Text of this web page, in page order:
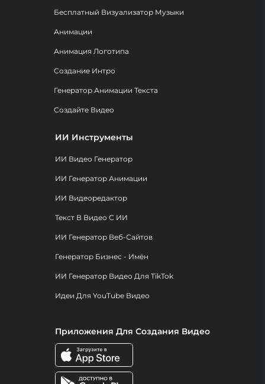
Бесплатный Визуализатор Музыки
Анимации
Анимация Логотипа
Создание Интро
Генератор Анимации Текста
Создайте Видео
ИИ Инструменты
ИИ Видео Генератор
ИИ Генератор Анимации
ИИ Видеоредактор
Текст В Видео С ИИ
ИИ Генератор Веб-Сайтов
Генератор Бизнес - Имён
ИИ Генератор Видео Для TikTok
Идеи Для YouTube Видео
Приложения Для Создания Видео